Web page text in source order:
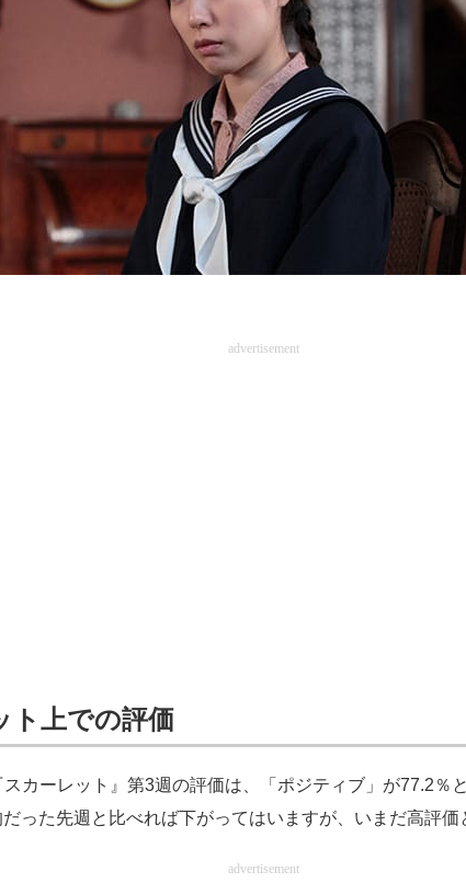
advertisement
ト上での評価
カーレット』第3週の評価は、「ポジティブ」が77.2％と
った先週と比べれば下がってはいますが、いまだ高評価
advertisement